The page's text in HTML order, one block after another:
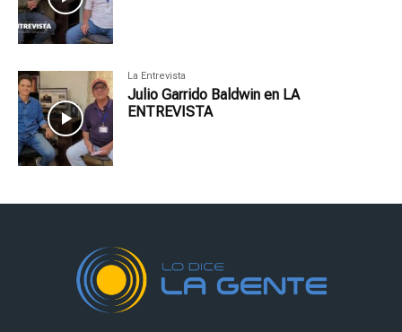
La Entrevista
Julio Garrido Baldwin en LA
ENTREVISTA